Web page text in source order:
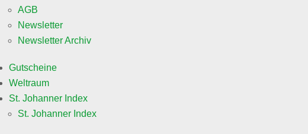
AGB
Newsletter
Newsletter Archiv
Gutscheine
Weltraum
St. Johanner Index
St. Johanner Index